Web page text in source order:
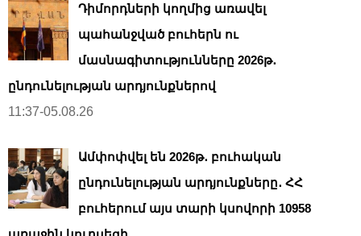
Դիմորդների կողմից առավել
պահանջված բուհերն ու
մասնագիտությունները 2026թ․
ընդունելության արդյունքներով
11:37-05.08.26
Ամփոփվել են 2026թ․ բուհական
ընդունելության արդյունքները․ ՀՀ
բուհերում այս տարի կսովորի 10958